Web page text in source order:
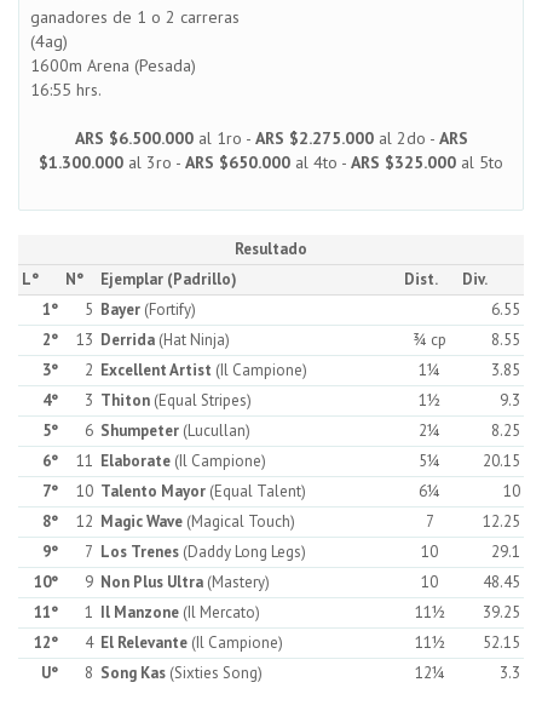
ganadores de 1 o 2 carreras
(4ag)
1600m Arena (Pesada)
16:55 hrs.
ARS $6.500.000al 1ro - ARS $2.275.000al 2do - ARS
$1.300.000 al 3ro - ARS $650.000 al 4to - ARS $325.000 al 5to
Resultado
L°
N° Ejemplar (Padrillo) Dist.
Div.
1°
5 Bayer (Fortify)
6.55
2°
13 Derrida (Hat Ninja) ¾ cp
8.55
3°
2 Excellent Artist (Il Campione) 1¼
3.85
4°
3 Thiton (Equal Stripes) 1½
9.3
5°
6 Shumpeter (Lucullan) 2¼
8.25
6°
11 Elaborate (Il Campione) 5¼
20.15
7°
10 Talento Mayor (Equal Talent) 6¼
10
8°
12 Magic Wave (Magical Touch) 7
12.25
9°
7 Los Trenes (Daddy Long Legs) 10
29.1
10°
9 Non Plus Ultra (Mastery) 10
48.45
11°
1 Il Manzone (Il Mercato) 11½
39.25
12°
4 El Relevante (Il Campione) 11½
52.15
U°
8 Song Kas (Sixties Song) 12¼ 3.3